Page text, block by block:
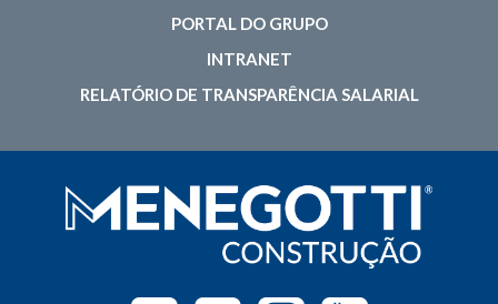
PORTAL DO GRUPO
INTRANET
RELATÓRIO DE TRANSPARÊNCIA SALARIAL